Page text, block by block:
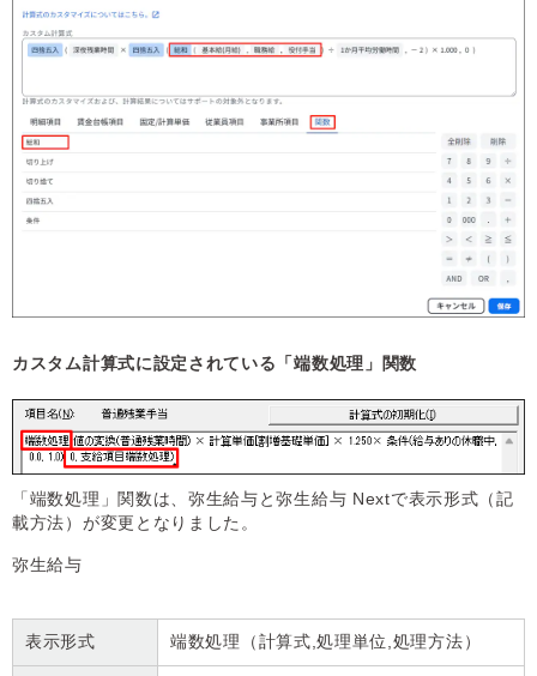
カスタム計算式に設定されている「端数処理」関数
「端数処理」関数は、弥生給与と弥生給与 Nextで表示形式（記
載方法）が変更となりました。
弥生給与
表示形式 端数処理（計算式,処理単位,処理方法）